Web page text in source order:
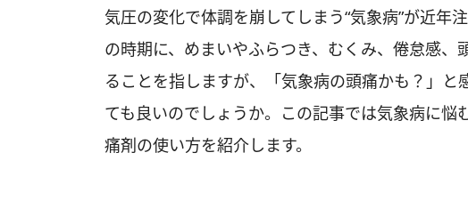
気圧の変化で体調を崩してしまう“気象病”が近年
の時期に、めまいやふらつき、むくみ、倦怠感、
ることを指しますが、「気象病の頭痛かも？」
ても良いのでしょうか。この記事では気象病に悩
痛剤の使い方を紹介します。